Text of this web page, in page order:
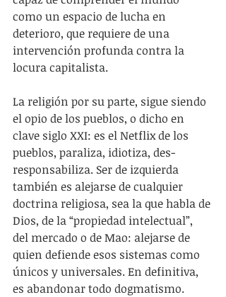
como un espacio de lucha en
deterioro, que requiere de una
intervención profunda contra la
locura capitalista.
La religión por su parte, sigue siendo
el opio de los pueblos, o dicho en
clave siglo XXI: es el Netflix de los
pueblos, paraliza, idiotiza, des-
responsabiliza. Ser de izquierda
también es alejarse de cualquier
doctrina religiosa, sea la que habla de
Dios, de la “propiedad intelectual”,
del mercado o de Mao: alejarse de
quien defiende esos sistemas como
únicos y universales. En definitiva,
es abandonar todo dogmatismo.